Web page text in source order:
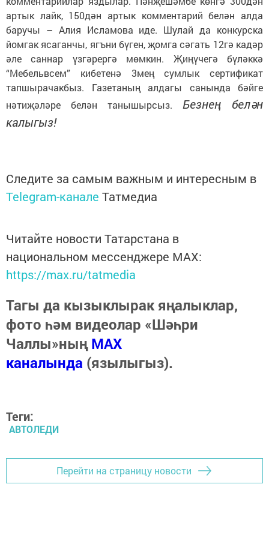
артык лайк, 150дән артык комментарий белән алда
баручы – Алия Исламова иде. Шулай да конкурска
йомгак ясаганчы, ягъни бүген, җомга сәгать 12гә кадәр
әле саннар үзгәрергә мөмкин. Җиңүчегә бүләккә
“Мебельвсем” кибетенә 3мең сумлык сертификат
тапшырачакбыз. Газетаның алдагы санында бәйге
нәтиҗәләре белән танышырсыз. Безнең белән
калыгыз!
Следите за самым важным и интересным в
Telegram-канале Татмедиа
Читайте новости Татарстана в
национальном мессенджере MАХ:
https://max.ru/tatmedia
Тагы да кызыклырак яңалыклар,
фото һәм видеолар «Шәһри
Чаллы»ныңMAX
каналында (язылыгыз).
Теги:
АВТОЛЕДИ
Перейти на страницу новости